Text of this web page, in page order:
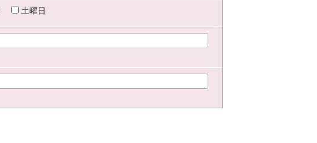
土曜日